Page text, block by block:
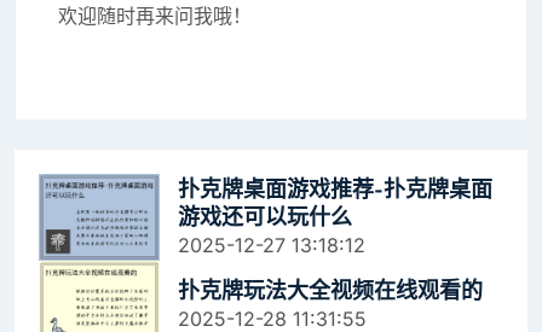
欢迎随时再来问我哦！
扑克牌桌面游戏推荐-扑克牌桌面
游戏还可以玩什么
2025-12-27 13:18:12
扑克牌玩法大全视频在线观看的
2025-12-28 11:31:55